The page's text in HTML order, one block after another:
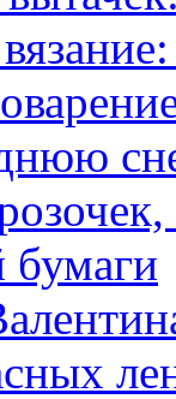
бумаги